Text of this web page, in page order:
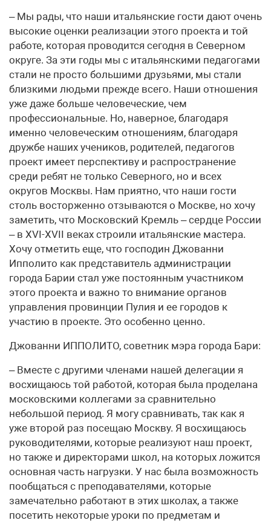
– Мы рады, что наши итальянские гости дают очень
высокие оценки реализации этого проекта и той
работе, которая проводится сегодня в Северном
округе. За эти годы мы с итальянскими педагогами
стали не просто большими друзьями, мы стали
близкими людьми прежде всего. Наши отношения
уже даже больше человеческие, чем
профессиональные. Но, наверное, благодаря
именно человеческим отношениям, благодаря
дружбе наших учеников, родителей, педагогов
проект имеет перспективу и распространение
среди ребят не только Северного, но и всех
округов Москвы. Нам приятно, что наши гости
столь восторженно отзываются о Москве, но хочу
заметить, что Московский Кремль – сердце России
– в XVI-XVII веках строили итальянские мастера.
Хочу отметить еще, что господин Джованни
Ипполито как представитель администрации
города Барии стал уже постоянным участником
этого проекта и важно то внимание органов
управления провинции Пулия и ее городов к
участию в проекте. Это особенно ценно.
Джованни ИППОЛИТО, советник мэра города Бари:
– Вместе с другими членами нашей делегации я
восхищаюсь той работой, которая была проделана
московскими коллегами за сравнительно
небольшой период. Я могу сравнивать, так как я
уже второй раз посещаю Москву. Я восхищаюсь
руководителями, которые реализуют наш проект,
но также и директорами школ, на которых ложится
основная часть нагрузки. У нас была возможность
пообщаться с преподавателями, которые
замечательно работают в этих школах, а также
посетить некоторые уроки по предметам и